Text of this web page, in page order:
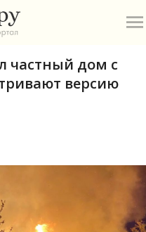
частный дом с
версию